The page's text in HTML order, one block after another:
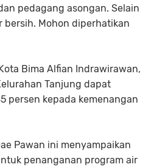
pedagang asongan. Selain
Mohon diperhatikan
Bima Alfian Indrawirawan,
Tanjung dapat
persen kepada kemenangan
Pawan ini menyampaikan
penanganan program air